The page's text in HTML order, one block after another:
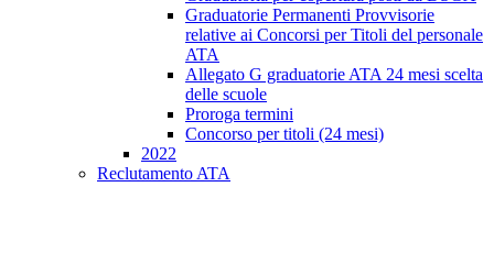
Graduatorie Permanenti Provvisorie
relative ai Concorsi per Titoli del personale
ATA
Allegato G graduatorie ATA 24 mesi scelta
delle scuole
Proroga termini
Concorso per titoli (24 mesi)
2022
Reclutamento ATA